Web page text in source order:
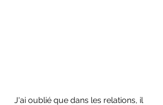
J'ai oublié que dans les relations, il